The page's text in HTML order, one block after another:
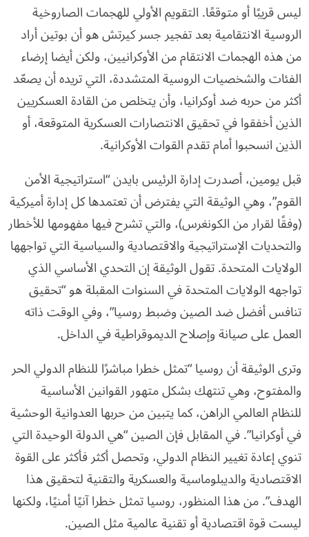
ليس قريبًا أو متوقعًا. التقويم الأولي للهجمات الصاروخية
الروسية الانتقامية بعد تفجير جسر كيرتش هو أن بوتين أراد
من هذه الهجمات الانتقام من الأوكرانيين، ولكن أيضا إرضاء
الفئات والشخصيات الروسية المتشددة، التي تريده أن يصعّد
أكثر من حربه ضد أوكرانيا، وأن يتخلص من القادة العسكريين
الذين أخفقوا في تحقيق الانتصارات العسكرية المتوقعة، أو
الذين انسحبوا أمام تقدم القوات الأوكرانية.
قبل يومين، أصدرت إدارة الرئيس بايدن “استراتيجية الأمن
القوم”، وهي الوثيقة التي يفترض أن تعتمدها كل إدارة أميركية
(وفقًا لقرار من الكونغرس)، والتي تشرح فيها مفهومها للأخطار
والتحديات الإستراتيجية والاقتصادية والسياسية التي تواجهها
الولايات المتحدة. تقول الوثيقة إن التحدي الأساسي الذي
تواجهه الولايات المتحدة في السنوات المقبلة هو “تحقيق
تنافس أفضل ضد الصين وضبط روسيا”، وفي الوقت ذاته
العمل على صيانة وإصلاح الديموقراطية في الداخل.
وترى الوثيقة أن روسيا “تمثل خطرا مباشرًا للنظام الدولي الحر
والمفتوح، وهي تنتهك بشكل متهور القوانين الأساسية
للنظام العالمي الراهن، كما يتبين من حربها العدوانية الوحشية
في أوكرانيا”. في المقابل فإن الصين “هي الدولة الوحيدة التي
تنوي إعادة تغيير النظام الدولي، وتحصل أكثر فأكثر على القوة
الاقتصادية والديبلوماسية والعسكرية والتقنية لتحقيق هذا
الهدف”. من هذا المنظور، روسيا تمثل خطرا آنيًا أمنيًا، ولكنها
ليست قوة اقتصادية أو تقنية عالمية مثل الصين.